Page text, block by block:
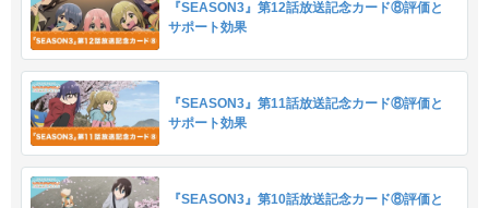
『SEASON3』第12話放送記念カード⑧評価と
サポート効果
『SEASON3』第11話放送記念カード⑧評価と
サポート効果
『SEASON3』第10話放送記念カード⑧評価と